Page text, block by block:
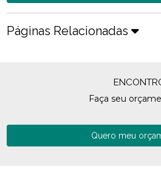
Páginas Relacionadas
Faça seu
Quero meu